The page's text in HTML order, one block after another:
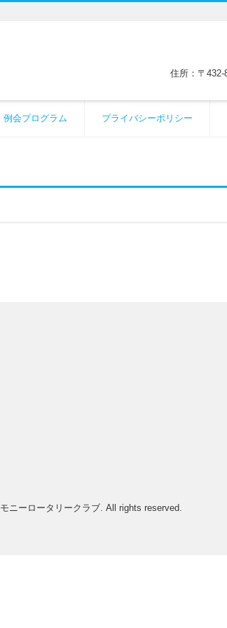
住所：〒
例会プログラム プライバシーポリシー
ニーロータリークラブ. All rights reserved.